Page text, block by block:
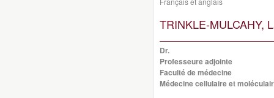
TRINKLE-MULCAHY,
Dr.
Professeure adjointe
Faculté de médecine
Médecine cellulaire et